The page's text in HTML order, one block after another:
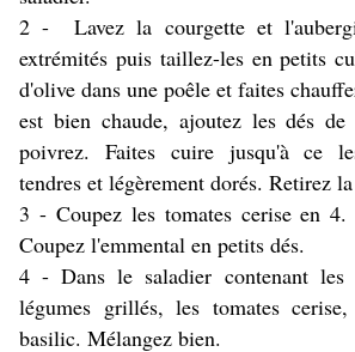
2 - Lavez la courgette et
extrémités puis taillez-les en petits
d'olive dans une poêle et faites
est bien chaude, ajoutez les dés de
poivrez. Faites cuire jusqu'à ce
tendres et légèrement dorés. Retirez
3 - Coupez les tomates cerise en
Coupez l'emmental en petits dés.
4 - Dans le saladier contenant les
légumes grillés, les tomates
basilic. Mélangez bien.